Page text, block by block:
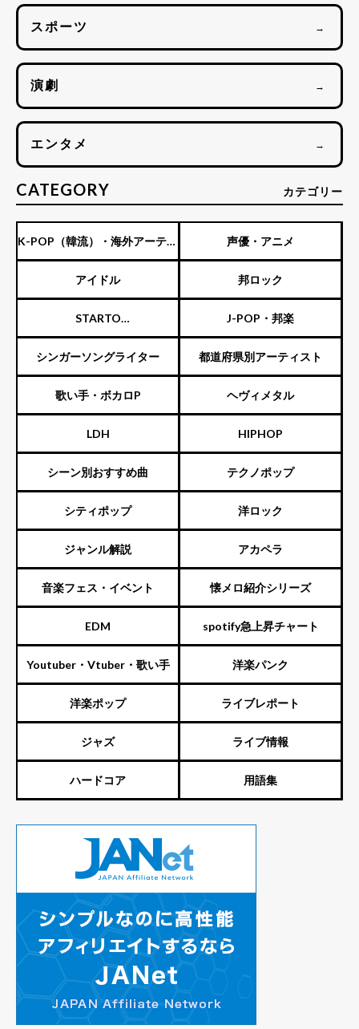
スポーツ →
演劇 →
エンタメ →
CATEGORY カテゴリー
K-POP（韓流）・海外アーティ
スト
声優・アニメ
アイドル 邦ロック
STARTO
ENTERTAINMENT（旧ジャニ
ーズ）
J-POP・邦楽
シンガーソングライター 都道府県別アーティスト
歌い手・ボカロP ヘヴィメタル
LDH HIPHOP
シーン別おすすめ曲 テクノポップ
シティポップ 洋ロック
ジャンル解説 アカペラ
音楽フェス・イベント 懐メロ紹介シリーズ
EDM spotify急上昇チャート
Youtuber・Vtuber・歌い手 洋楽パンク
洋楽ポップ ライブレポート
ジャズ ライブ情報
ハードコア 用語集